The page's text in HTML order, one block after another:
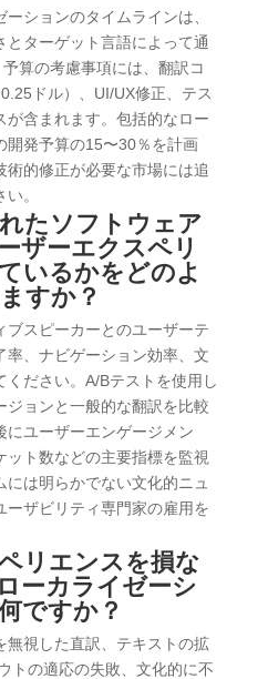
ションのタイムラインは、
とターゲット言語によって通
算の考慮事項には、翻訳コ
ドル）、UI/UX修正、テス
が含まれます。包括的なロー
開発予算の15〜30％を計画
術的修正が必要な市場には追
。
たソフトウェア
ザーエクスペリ
いるかをどのよ
すか？
ブスピーカーとのユーザーテ
率、ナビゲーション効率、文
ださい。A/Bテストを使用し
ジョンと一般的な翻訳を比較
にユーザーエンゲージメン
ット数などの主要指標を監視
には明らかでない文化的ニュ
ーザビリティ専門家の雇用を
リエンスを損な
ーカライゼーシ
ですか？
無視した直訳、テキストの拡
トの適応の失敗、文化的に不